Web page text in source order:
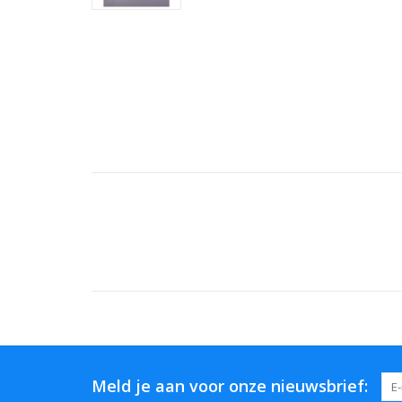
Meld je aan voor onze nieuwsbrief: